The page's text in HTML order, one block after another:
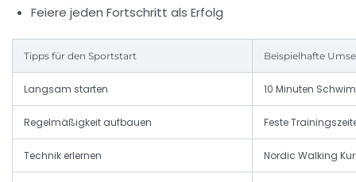
Feiere jeden Fortschritt als Erfolg
Tipps für den Sportstart Beispielhafte
Langsam starten 10 Minuten
Regelmäßigkeit aufbauen Feste
Technik erlernen Nordic Walking